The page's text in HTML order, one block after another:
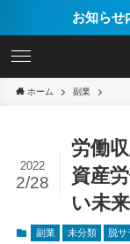
お知らせ
ホーム 副業
労働
資産
い未来
2022
2/28
副業 未分類 脱サ